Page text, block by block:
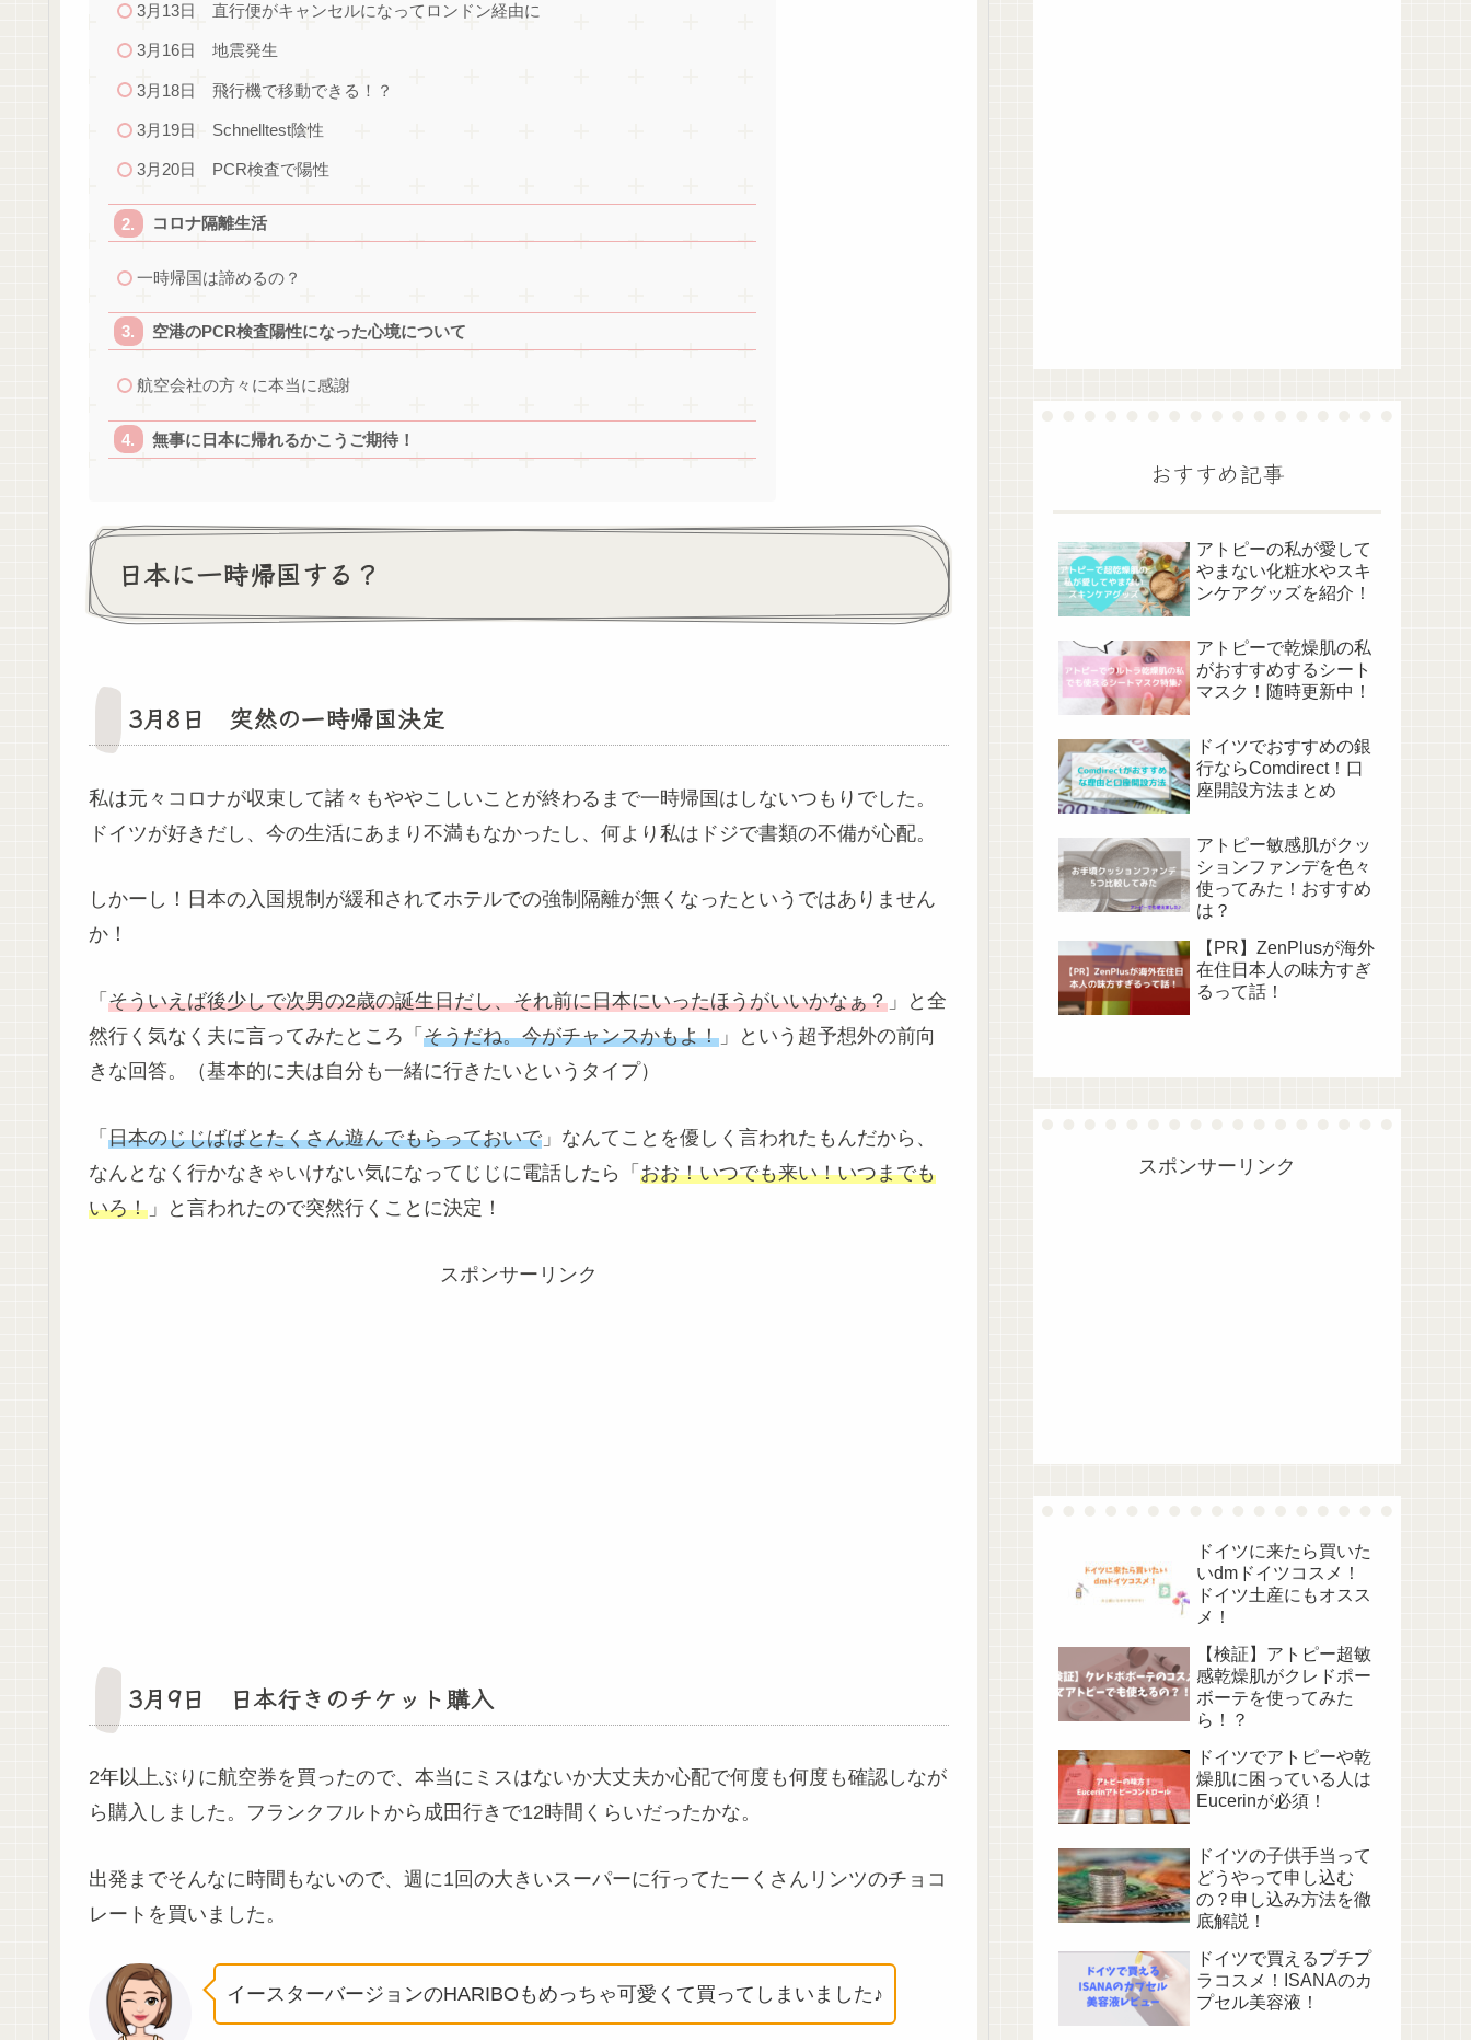
3月13日 直行便がキャンセルになってロンドン経由に
3月16日 地震発生
3月18日 飛行機で移動できる！？
3月19日 Schnelltest陰性
3月20日 PCR検査で陽性
コロナ隔離生活
一時帰国は諦めるの？
空港のPCR検査陽性になった心境について
航空会社の方々に本当に感謝
無事に日本に帰れるかこうご期待！
日本に一時帰国する？
3月8日 突然の一時帰国決定
私は元々コロナが収束して諸々もややこしいことが終わるまで一時帰国はしないつもりでした。
ドイツが好きだし、今の生活にあまり不満もなかったし、何より私はドジで書類の不備が心配。
しかーし！日本の入国規制が緩和されてホテルでの強制隔離が無くなったというではありません
か！
「 そういえば後少しで次男の2歳の誕生日だし、それ前に日本にいったほうがいいかなぁ？ 」と全
然行く気なく夫に言ってみたところ「 そうだね。今がチャンスかもよ！ 」という超予想外の前向
きな回答。（基本的に夫は自分も一緒に行きたいというタイプ）
「 日本のじじばばとたくさん遊んでもらっておいで」なんてことを優しく言われたもんだから、
なんとなく行かなきゃいけない気になってじじに電話したら「 おお！いつでも来い！いつまでも
いろ！ 」と言われたので突然行くことに決定！
スポンサーリンク
3月9日 日本行きのチケット購入
2年以上ぶりに航空券を買ったので、本当にミスはないか大丈夫か心配で何度も何度も確認しなが
ら購入しました。フランクフルトから成田行きで12時間くらいだったかな。
出発までそんなに時間もないので、週に1回の大きいスーパーに行ってたーくさんリンツのチョコ
レートを買いました。
イースターバージョンのHARIBOもめっちゃ可愛くて買ってしまいました♪
おすすめ記事
アトピーの私が愛して
やまない化粧水やスキ
ンケアグッズを紹介！
アトピーで乾燥肌の私
がおすすめするシート
マスク！随時更新中！
ドイツでおすすめの銀
行ならComdirect！口
座開設方法まとめ
アトピー敏感肌がクッ
ションファンデを色々
使ってみた！おすすめ
は？
【PR】ZenPlusが海外
在住日本人の味方すぎ
るって話！
スポンサーリンク
ドイツに来たら買いた
いdmドイツコスメ！
ドイツ土産にもオスス
メ！
【検証】アトピー超敏
感乾燥肌がクレドポー
ボーテを使ってみた
ら！？
ドイツでアトピーや乾
燥肌に困っている人は
Eucerinが必須！
ドイツの子供手当って
どうやって申し込む
の？申し込み方法を徹
底解説！
ドイツで買えるプチプ
ラコスメ！ISANAのカ
プセル美容液！